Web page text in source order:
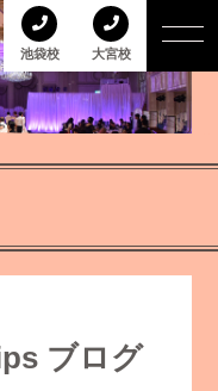
池袋校 大宮校
ブログ